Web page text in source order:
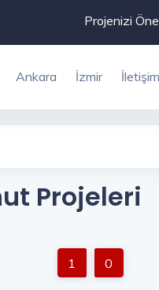
Projenizi
Ankara İzmir İletişim
Projeleri
1 0